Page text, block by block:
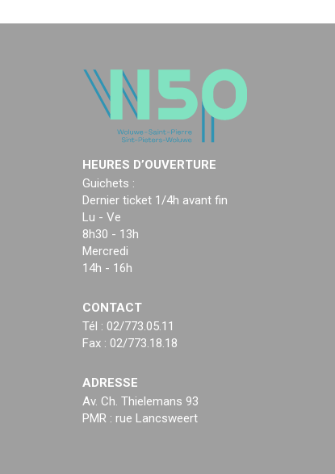
HEURES D’OUVERTURE
Guichets :
Dernier ticket 1/4h avant fin
Lu - Ve
8h30 - 13h
Mercredi
14h - 16h
CONTACT
Tél : 02/773.05.11
Fax : 02/773.18.18
ADRESSE
Av. Ch. Thielemans 93
PMR : rue Lancsweert